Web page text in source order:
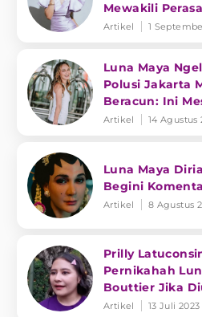
Mewakili
Artikel 1
Luna Maya
Polusi Jakarta
Beracun: Ini
Artikel 14 Agustus
Luna Maya
Begini
Artikel 8 Agustus
Prilly
Pernikahah
Bouttier Jika
Artikel 13 Juli 2023